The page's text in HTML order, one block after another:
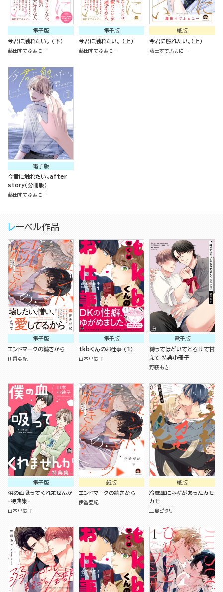
電子版
今君に触れたい。 （下）
藤田すてふぁにー
電子版
今君に触れたい。 （上）
藤田すてふぁにー
紙版
今君に触れたい。（上）
藤田すてふぁにー
電子版
今君に触れたい。after
story（分冊版）
藤田すてふぁにー
レーベル作品
電子版
エンドマークの続きから
伊香亞紀
電子版
tkbくんのお仕事 （1）
山本小鉄子
電子版
縛ってほどいてとろけて甘
えて 特典小冊子
野萩あき
電子版
僕の血吸ってくれませんか
-特典集-
山本小鉄子
紙版
エンドマークの続きから
伊香亞紀
紙版
冷蔵庫にネギがあったカモ
カモ
三島ピタリ